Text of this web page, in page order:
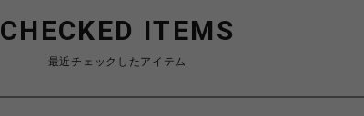
CHECKED ITEMS
最近チェックしたアイテム